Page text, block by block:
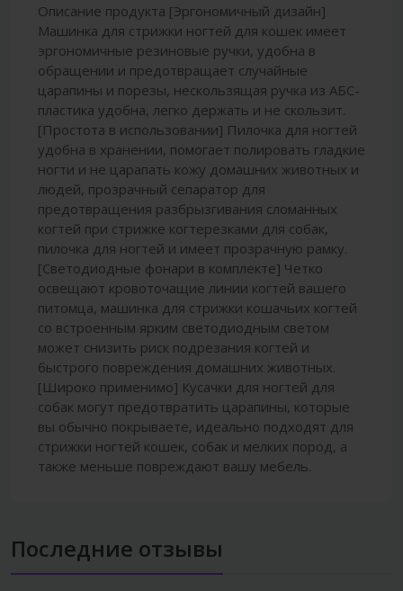
Описание продукта [Эргономичный дизайн]
Машинка для стрижки ногтей для кошек имеет
эргономичные резиновые ручки, удобна в
обращении и предотвращает случайные
царапины и порезы, нескользящая ручка из АБС-
пластика удобна, легко держать и не скользит.
[Простота в использовании] Пилочка для ногтей
удобна в хранении, помогает полировать гладкие
ногти и не царапать кожу домашних животных и
людей, прозрачный сепаратор для
предотвращения разбрызгивания сломанных
когтей при стрижке когтерезками для собак,
пилочка для ногтей и имеет прозрачную рамку.
[Светодиодные фонари в комплекте] Четко
освещают кровоточащие линии когтей вашего
питомца, машинка для стрижки кошачьих когтей
со встроенным ярким светодиодным светом
может снизить риск подрезания когтей и
быстрого повреждения домашних животных.
[Широко применимо] Кусачки для ногтей для
собак могут предотвратить царапины, которые
вы обычно покрываете, идеально подходят для
стрижки ногтей кошек, собак и мелких пород, а
также меньше повреждают вашу мебель.
Последние отзывы